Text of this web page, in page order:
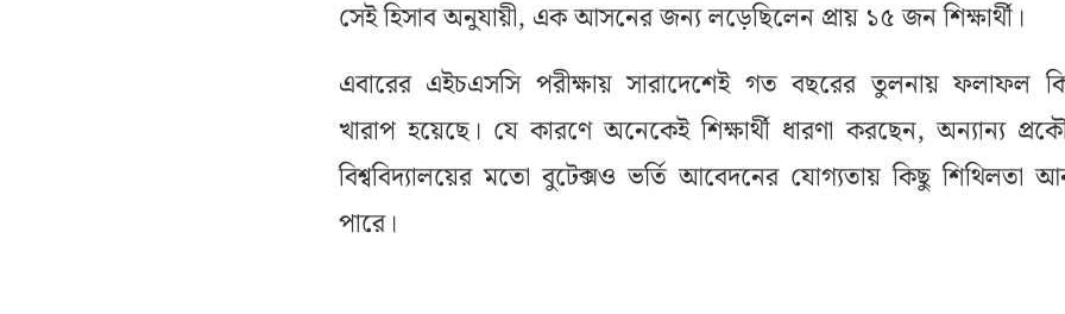
সেই হিসাব অনুযায়ী, এক আসনের জন্য লড়েছিলেন প্রায় ১৫ জন শিক্ষার্থী।
এবারের এইচএসসি পরীক্ষায় সারাদেশেই গত বছরের তুলনায় ফলাফল
খারাপ হয়েছে। যে কারণে অনেকেই শিক্ষার্থী ধারণা করছেন, অন্যান্য
বিশ্ববিদ্যালয়ের মতো বুটেক্সও ভর্তি আবেদনের যোগ্যতায় কিছু শিথিলতা
পারে।